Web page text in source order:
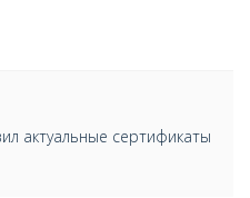
актуальные сертификаты